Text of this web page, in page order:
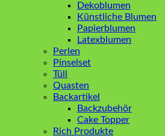
Dekoblumen
Künstliche Blumen
Papierblumen
Latexblumen
Perlen
Pinselset
Tüll
Quasten
Backartikel
Backzubehör
Cake Topper
Rich Produkte